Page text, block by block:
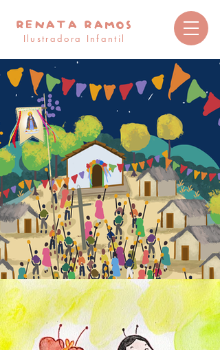
RENATA RAMOS
Ilustradora Infantil